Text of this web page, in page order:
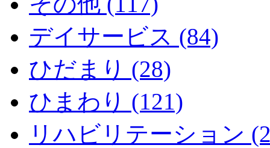
デイサービス (84)
ひだまり (28)
ひまわり (121)
リハビリテーション